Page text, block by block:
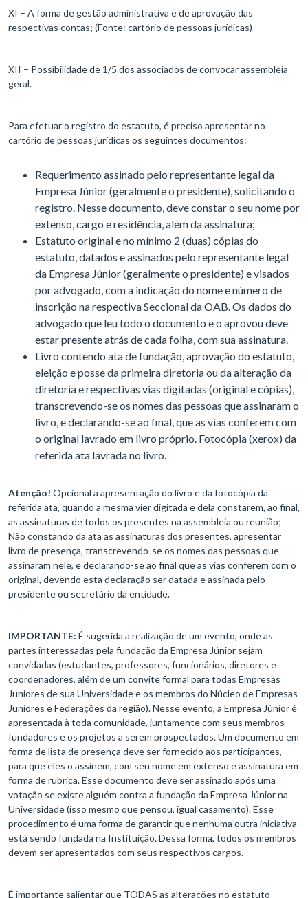
XI – A forma de gestão administrativa e de aprovação das
respectivas contas; (Fonte: cartório de pessoas jurídicas)
XII – Possibilidade de 1/5 dos associados de convocar assembleia
geral.
Para efetuar o registro do estatuto, é preciso apresentar no
cartório de pessoas jurídicas os seguintes documentos:
Requerimento assinado pelo representante legal da
Empresa Júnior (geralmente o presidente), solicitando o
registro. Nesse documento, deve constar o seu nome por
extenso, cargo e residência, além da assinatura;
Estatuto original e no mínimo 2 (duas) cópias do
estatuto, datados e assinados pelo representante legal
da Empresa Júnior (geralmente o presidente) e visados
por advogado, com a indicação do nome e número de
inscrição na respectiva Seccional da OAB. Os dados do
advogado que leu todo o documento e o aprovou deve
estar presente atrás de cada folha, com sua assinatura.
Livro contendo ata de fundação, aprovação do estatuto,
eleição e posse da primeira diretoria ou da alteração da
diretoria e respectivas vias digitadas (original e cópias),
transcrevendo-se os nomes das pessoas que assinaram o
livro, e declarando-se ao final, que as vias conferem com
o original lavrado em livro próprio. Fotocópia (xerox) da
referida ata lavrada no livro.
Atenção! Opcional a apresentação do livro e da fotocópia da
referida ata, quando a mesma vier digitada e dela constarem, ao final,
as assinaturas de todos os presentes na assembleia ou reunião;
Não constando da ata as assinaturas dos presentes, apresentar
livro de presença, transcrevendo-se os nomes das pessoas que
assinaram nele, e declarando-se ao final que as vias conferem com o
original, devendo esta declaração ser datada e assinada pelo
presidente ou secretário da entidade.
IMPORTANTE: É sugerida a realização de um evento, onde as
partes interessadas pela fundação da Empresa Júnior sejam
convidadas (estudantes, professores, funcionários, diretores e
coordenadores, além de um convite formal para todas Empresas
Juniores de sua Universidade e os membros do Núcleo de Empresas
Juniores e Federações da região). Nesse evento, a Empresa Júnior é
apresentada à toda comunidade, juntamente com seus membros
fundadores e os projetos a serem prospectados. Um documento em
forma de lista de presença deve ser fornecido aos participantes,
para que eles o assinem, com seu nome em extenso e assinatura em
forma de rubrica. Esse documento deve ser assinado após uma
votação se existe alguém contra a fundação da Empresa Júnior na
Universidade (isso mesmo que pensou, igual casamento). Esse
procedimento é uma forma de garantir que nenhuma outra iniciativa
está sendo fundada na Instituição. Dessa forma, todos os membros
devem ser apresentados com seus respectivos cargos.
É importante salientar que TODAS as alterações no estatuto